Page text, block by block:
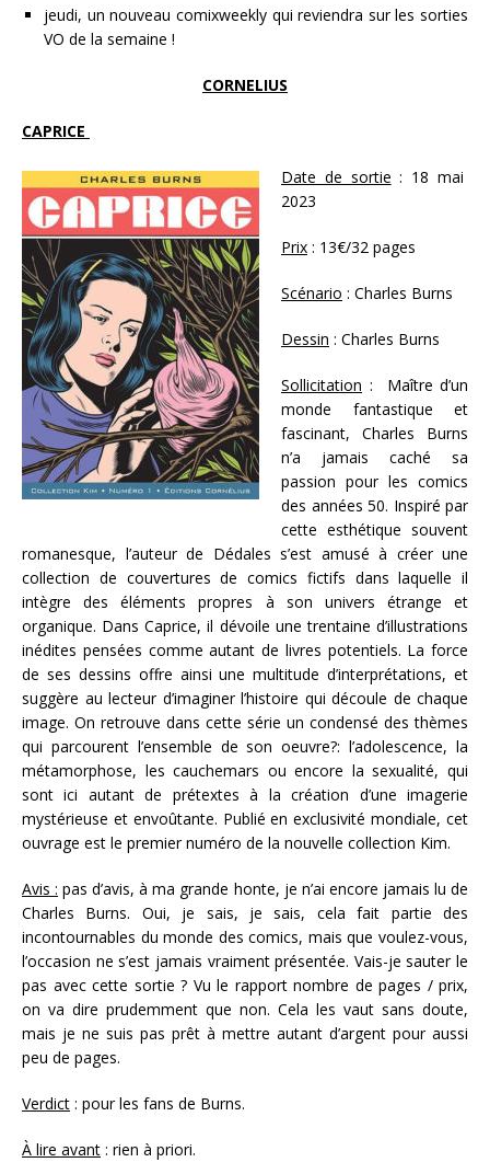
jeudi, un nouveau comixweekly qui reviendra sur les sorties
VO de la semaine !
CORNELIUS
CAPRICE
Date de sortie : 18 mai
2023
Prix : 13€/32 pages
Scénario : Charles Burns
Dessin : Charles Burns
Sollicitation : Maître d’un
monde fantastique et
fascinant, Charles Burns
n’a jamais caché sa
passion pour les comics
des années 50. Inspiré par
cette esthétique souvent
romanesque, l’auteur de Dédales s’est amusé à créer une
collection de couvertures de comics fictifs dans laquelle il
intègre des éléments propres à son univers étrange et
organique. Dans Caprice, il dévoile une trentaine d’illustrations
inédites pensées comme autant de livres potentiels. La force
de ses dessins offre ainsi une multitude d’interprétations, et
suggère au lecteur d’imaginer l’histoire qui découle de chaque
image. On retrouve dans cette série un condensé des thèmes
qui parcourent l’ensemble de son oeuvre?: l’adolescence, la
métamorphose, les cauchemars ou encore la sexualité, qui
sont ici autant de prétextes à la création d’une imagerie
mystérieuse et envoûtante. Publié en exclusivité mondiale, cet
ouvrage est le premier numéro de la nouvelle collection Kim.
Avis : pas d’avis, à ma grande honte, je n’ai encore jamais lu de
Charles Burns. Oui, je sais, je sais, cela fait partie des
incontournables du monde des comics, mais que voulez-vous,
l’occasion ne s’est jamais vraiment présentée. Vais-je sauter le
pas avec cette sortie ? Vu le rapport nombre de pages / prix,
on va dire prudemment que non. Cela les vaut sans doute,
mais je ne suis pas prêt à mettre autant d’argent pour aussi
peu de pages.
Verdict : pour les fans de Burns.
À lire avant : rien à priori.